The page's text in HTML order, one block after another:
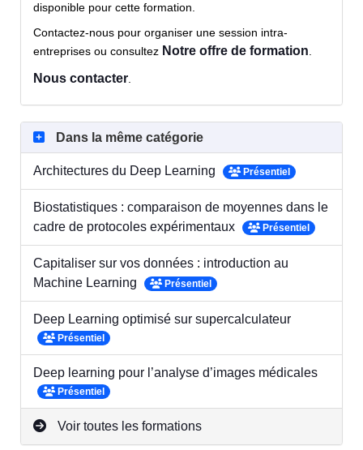
disponible pour cette formation.
Contactez-nous pour organiser une session intra-
entreprises ou consultez Notre offre de formation
Nous contacter
Dans la même catégorie
Architectures du Deep Learning Présentiel
Biostatistiques : comparaison de moyennes dans le
cadre de protocoles expérimentaux
Présentiel
Capitaliser sur vos données : introduction au
Machine Learning
Présentiel
Deep Learning optimisé sur supercalculateur
Présentiel
Deep learning pour l’analyse d’images médicales
Présentiel
Voir toutes les formations